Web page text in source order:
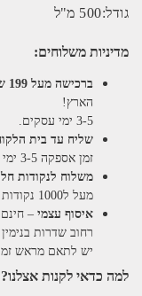
גודל:500 מ"ל
מדיניות משלוחים:
ברכישה מעל 199 ש"ח
הארץ!
3-5 ימי עסקים.
שליח עד בית
זמן אספקה 3-5 ימי עסקים.
משלוח לנקודות
מעל ל1000 נקודות ברחבי הארץ. זמן אספקה 5-8 ימי עסקים.
איסוף עצמי – חינם
רחוב שדרות בנימין 10 נתניה/ רחוב פנקס 12 נתניה – לבחירתכם
יש לתאם מראש זמן
למה כדאי לקנות אצלנו?